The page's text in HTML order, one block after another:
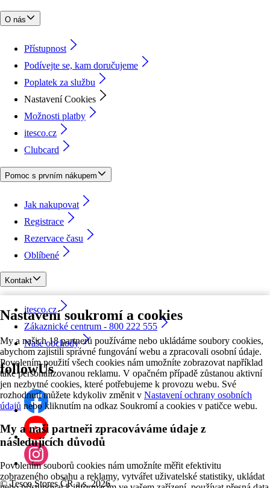
Nastavení soukromí a cookies
My a našich 18 partnerů používáme nebo ukládáme soubory cookies,
abychom zajistili správné fungování webu a zpracovali osobní údaje.
Povolením použití všech cookies nám umožníte zobrazovat například
také personalizovanou reklamu. V opačném případě zůstanou aktivní
jen nezbytné cookies, které potřebujeme k provozu webu. Své
rozhodnutí můžete kdykoliv změnit v Nastavení ochrany osobních
údajů nebo kliknutím na odkaz Soukromí a cookies v patičce webu.
My a naši partneři zpracováváme údaje z
následujících důvodů
Povolením souborů cookies nám umožníte měřit efektivitu
zobrazeného obsahu a reklamy, vytvářet uživatelské statistiky, ukládat
O nás
Přístupnost
Podívejte se, kam doručujeme
Poplatek za službu
Nastavení Cookies
Možnosti platby
itesco.cz
Clubcard
Pomoc s prvním nákupem
Jak nakupovat
Registrace
Rezervace času
Oblíbené
Kontakt
itesco.cz
Zákaznické centrum - 800 222 555
Naše obchody
followUs
©Tesco Stores ČR a.s. 2026